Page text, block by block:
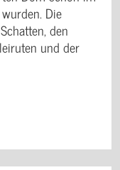
Die
den
und der